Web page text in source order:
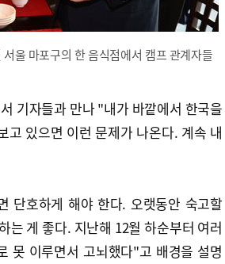
울 마포구의 한 음식점에서 캠프 관계자들
기자들과 만나 "내가 바깥에서 한국을
있으면 이런 문제가 나온다. 계속 내
단호하게 해야 한다. 오랫동안 숙고할
는 게 좋다. 지난해 12월 하순부터 여러
못 이루면서 고뇌했다"고 배경을 설명